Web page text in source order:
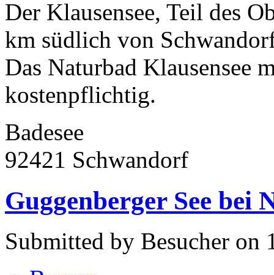
Der Klausensee, Teil des
km südlich von
Das Naturbad Klausensee
kostenpflichtig.
Badesee
92421 Schwandorf
Guggenberger See bei
Submitted by Besucher on